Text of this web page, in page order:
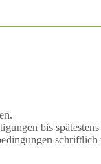
bis
schriftlich